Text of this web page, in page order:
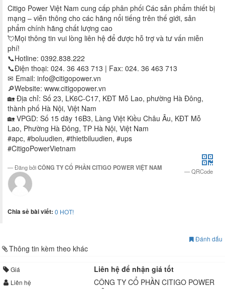
Citigo Power Việt Nam cung cấp phân phối Các sản phẩm thiết bị
mạng – viễn thông cho các hãng nổi tiếng trên thế giới, sản
phẩm chính hãng chất lượng cao
💘Mọi thông tin vui lòng liên hệ để được hỗ trợ và tư vấn miễn
phí!
📞Hotline: 0392.838.222
📞Điện thoại: 024. 36 463 713 | Fax: 024. 36 463 713
✉ Email: info@citigopower.vn
🔎Website: www.citigopower.vn
🏡 Địa chỉ: Số 23, LK6C-C17, KĐT Mỗ Lao, phường Hà Đông,
thành phố Hà Nội, Việt Nam
🏡 VPGD: Số 15 dãy 16B3, Làng Việt Kiều Châu Âu, KĐT Mỗ
Lao, Phường Hà Đông, TP Hà Nội, Việt Nam
#apc, #boluudien, #thietbiluudien, #ups
#CitigoPowerVietnam
QRCode
Đăng bởiCÔNG TY CỔ PHẦN CITIGO POWER VIỆT NAM
Chia sẻ bài viết: 0 HOT!
Đánh dấu
Thông tin kèm theo khác
Giá Liên hệ để nhận giá tốt
Liên hệ
CÔNG TY CỔ PHẦN CITIGO POWER